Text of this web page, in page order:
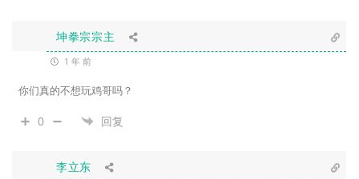
坤拳宗宗主
1 年 前
你们真的不想玩鸡哥吗？
0 回复
李立东